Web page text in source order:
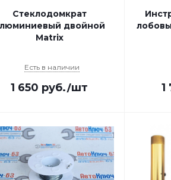
Стеклодомкрат
двойной
Matrix
Есть в наличии
1 650 руб./шт 1